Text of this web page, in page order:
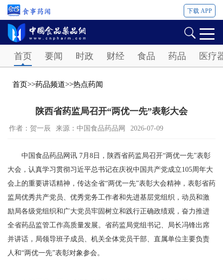
下载 APP
首页 要闻 时政 财经 食品 药品 医疗
首页>>药品频道>>热点药闻
陕西省药监局召开“两优一先”表彰大会
作者：贺一辰 来源：中国食品药品网 2026-07-09
中国食品药品网讯 7月8日，陕西省药监局召开“两优一先”表彰
大会，认真学习贯彻习近平总书记在庆祝中国共产党成立105周年大
会上的重要讲话精神，传达全省“两优一先”表彰大会精神，表彰省药
监局优秀共产党员、优秀党务工作者和先进基层党组织，动员和激
励局各级党组织和广大党员牢固树立和践行正确政绩观，奋力推进
全省药品监管工作高质量发展。省药监局党组书记、局长冯锋出席
并讲话，局领导班子成员、机关全体党员干部、直属单位主要负责
人和“两优一先”表彰对象参会。